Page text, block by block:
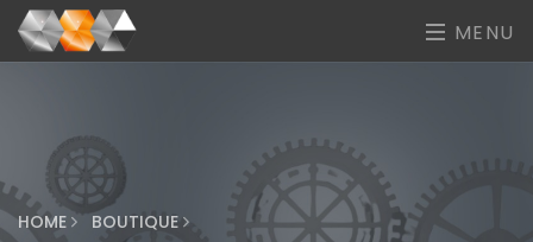
MENU
HOME BOUTIQUE